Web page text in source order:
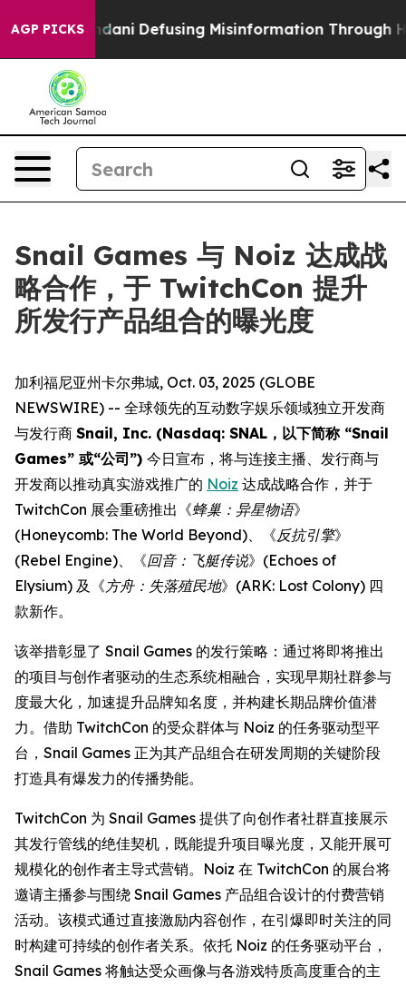
AGP PICKS
Mamdani Defusing Misinformation Through
Snail Games 与 Noiz 达成战
略合作，于 TwitchCon 提升
所发行产品组合的曝光度
加利福尼亚州卡尔弗城, Oct. 03, 2025 (GLOBE
NEWSWIRE) -- 全球领先的互动数字娱乐领域独立开发商
与发行商 Snail, Inc. (Nasdaq: SNAL，以下简称 “Snail
Games” 或“公司”) 今日宣布，将与连接主播、发行商与
开发商以推动真实游戏推广的 Noiz 达成战略合作，并于
TwitchCon 展会重磅推出《蜂巢：异星物语》
(Honeycomb: The World Beyond)、《反抗引擎》
(Rebel Engine)、《回音：飞艇传说》(Echoes of
Elysium) 及《方舟：失落殖民地》(ARK: Lost Colony) 四
款新作。
该举措彰显了 Snail Games 的发行策略：通过将即将推出
的项目与创作者驱动的生态系统相融合，实现早期社群参与
度最大化，加速提升品牌知名度，并构建长期品牌价值潜
力。借助 TwitchCon 的受众群体与 Noiz 的任务驱动型平
台，Snail Games 正为其产品组合在研发周期的关键阶段
打造具有爆发力的传播势能。
TwitchCon 为 Snail Games 提供了向创作者社群直接展示
其发行管线的绝佳契机，既能提升项目曝光度，又能开展可
规模化的创作者主导式营销。Noiz 在 TwitchCon 的展台将
邀请主播参与围绕 Snail Games 产品组合设计的付费营销
活动。该模式通过直接激励内容创作，在引爆即时关注的同
时构建可持续的创作者关系。依托 Noiz 的任务驱动平台，
Snail Games 将触达受众画像与各游戏特质高度重合的主